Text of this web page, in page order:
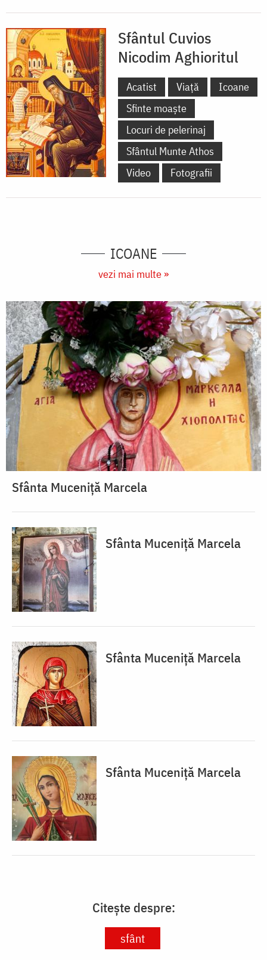
Sfântul Cuvios
Nicodim Aghioritul
Acatist Viață
Icoane
Sfinte moaște
Locuri de pelerinaj
Sfântul Munte Athos
Video
Fotografii
ICOANE
vezi mai multe »
Sfânta Muceniță Marcela
Sfânta Muceniță Marcela
Sfânta Muceniță Marcela
Sfânta Muceniță Marcela
Citește despre:
sfânt